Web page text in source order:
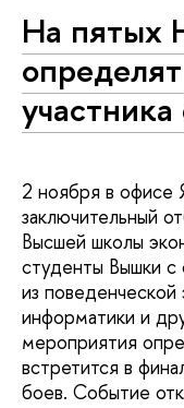
На пятых
2 ноября в офисе
заключительный
Высшей школы
студенты Вышки c
из
информатики и
мероприятия
встретится в
боев. Событие